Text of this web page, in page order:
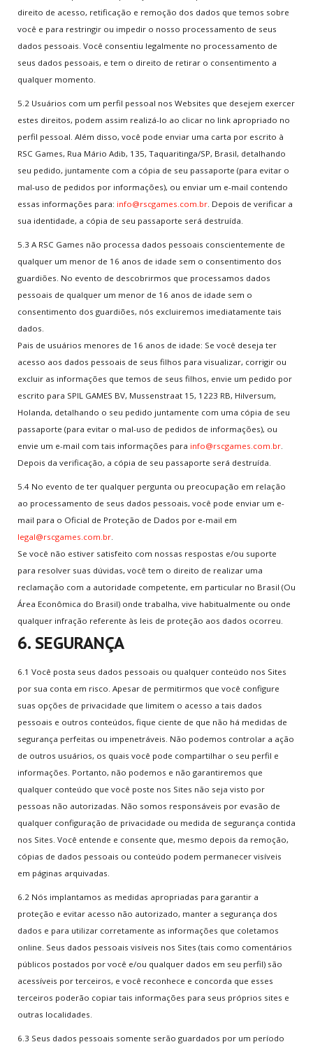
direito de acesso, retificação e remoção dos dados que temos sobre
você e para restringir ou impedir o nosso processamento de seus
dados pessoais. Você consentiu legalmente no processamento de
seus dados pessoais, e tem o direito de retirar o consentimento a
qualquer momento.
5.2 Usuários com um perfil pessoal nos Websites que desejem exercer
estes direitos, podem assim realizá-lo ao clicar no link apropriado no
perfil pessoal. Além disso, você pode enviar uma carta por escrito à
RSC Games, Rua Mário Adib, 135, Taquaritinga/SP, Brasil, detalhando
seu pedido, juntamente com a cópia de seu passaporte (para evitar o
mal-uso de pedidos por informações), ou enviar um e-mail contendo
essas informações para: info@rscgames.com.br. Depois de verificar a
sua identidade, a cópia de seu passaporte será destruída.
5.3 A RSC Games não processa dados pessoais conscientemente de
qualquer um menor de 16 anos de idade sem o consentimento dos
guardiões. No evento de descobrirmos que processamos dados
pessoais de qualquer um menor de 16 anos de idade sem o
consentimento dos guardiões, nós excluiremos imediatamente tais
dados.
Pais de usuários menores de 16 anos de idade: Se você deseja ter
acesso aos dados pessoais de seus filhos para visualizar, corrigir ou
excluir as informações que temos de seus filhos, envie um pedido por
escrito para SPIL GAMES BV, Mussenstraat 15, 1223 RB, Hilversum,
Holanda, detalhando o seu pedido juntamente com uma cópia de seu
passaporte (para evitar o mal-uso de pedidos de informações), ou
envie um e-mail com tais informações para info@rscgames.com.br.
Depois da verificação, a cópia de seu passaporte será destruída.
5.4 No evento de ter qualquer pergunta ou preocupação em relação
ao processamento de seus dados pessoais, você pode enviar um e-
mail para o Oficial de Proteção de Dados por e-mail em
legal@rscgames.com.br.
Se você não estiver satisfeito com nossas respostas e/ou suporte
para resolver suas dúvidas, você tem o direito de realizar uma
reclamação com a autoridade competente, em particular no Brasil (Ou
Área Econômica do Brasil) onde trabalha, vive habitualmente ou onde
qualquer infração referente às leis de proteção aos dados ocorreu.
6. SEGURANÇA
6.1 Você posta seus dados pessoais ou qualquer conteúdo nos Sites
por sua conta em risco. Apesar de permitirmos que você configure
suas opções de privacidade que limitem o acesso a tais dados
pessoais e outros conteúdos, fique ciente de que não há medidas de
segurança perfeitas ou impenetráveis. Não podemos controlar a ação
de outros usuários, os quais você pode compartilhar o seu perfil e
informações. Portanto, não podemos e não garantiremos que
qualquer conteúdo que você poste nos Sites não seja visto por
pessoas não autorizadas. Não somos responsáveis por evasão de
qualquer configuração de privacidade ou medida de segurança contida
nos Sites. Você entende e consente que, mesmo depois da remoção,
cópias de dados pessoais ou conteúdo podem permanecer visíveis
em páginas arquivadas.
6.2 Nós implantamos as medidas apropriadas para garantir a
proteção e evitar acesso não autorizado, manter a segurança dos
dados e para utilizar corretamente as informações que coletamos
online. Seus dados pessoais visíveis nos Sites (tais como comentários
públicos postados por você e/ou qualquer dados em seu perfil) são
acessíveis por terceiros, e você reconhece e concorda que esses
terceiros poderão copiar tais informações para seus próprios sites e
outras localidades.
6.3 Seus dados pessoais somente serão guardados por um período